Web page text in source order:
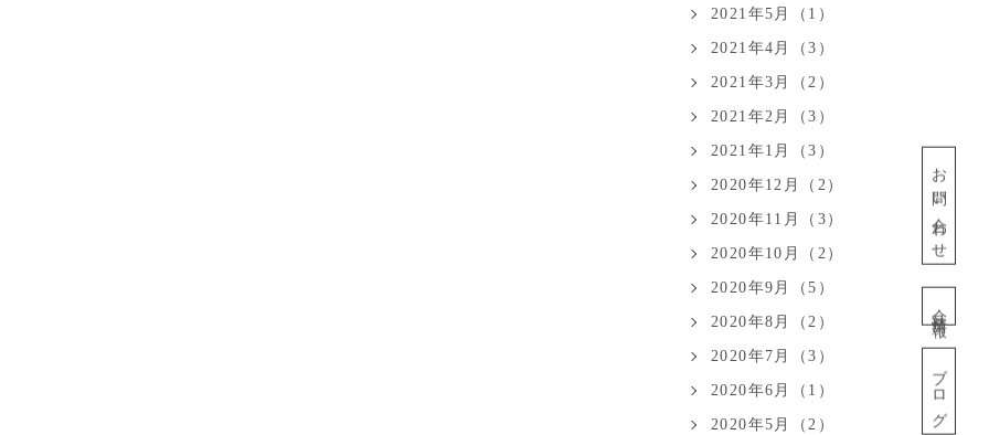
お問い合わせ
会社情報
ブログ
2021年5月（1）
2021年4月（3）
2021年3月（2）
2021年2月（3）
2021年1月（3）
2020年12月（2）
2020年11月（3）
2020年10月（2）
2020年9月（5）
2020年8月（2）
2020年7月（3）
2020年6月（1）
2020年5月（2）